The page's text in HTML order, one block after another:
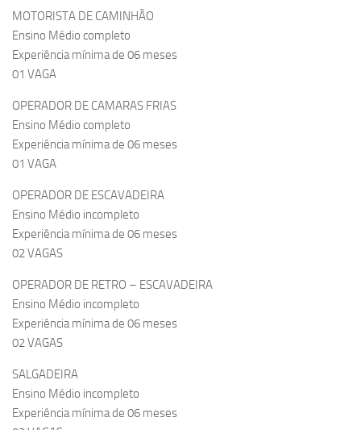
MOTORISTA DE CAMINHÃO
Ensino Médio completo
Experiência mínima de 06 meses
01 VAGA
OPERADOR DE CAMARAS FRIAS
Ensino Médio completo
Experiência mínima de 06 meses
01 VAGA
OPERADOR DE ESCAVADEIRA
Ensino Médio incompleto
Experiência mínima de 06 meses
02 VAGAS
OPERADOR DE RETRO – ESCAVADEIRA
Ensino Médio incompleto
Experiência mínima de 06 meses
02 VAGAS
SALGADEIRA
Ensino Médio incompleto
Experiência mínima de 06 meses